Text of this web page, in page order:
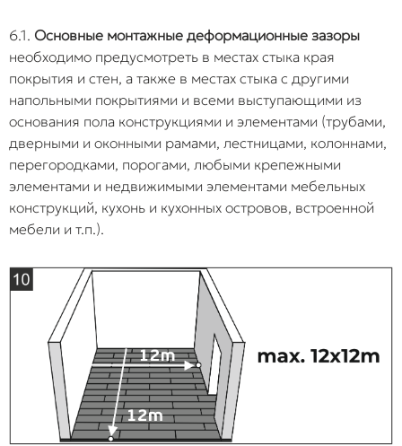
6.1. Основные монтажные деформационные зазоры
необходимо предусмотреть в местах стыка края
покрытия и стен, а также в местах стыка с другими
напольными покрытиями и всеми выступающими из
основания пола конструкциями и элементами (трубами,
дверными и оконными рамами, лестницами, колоннами,
перегородками, порогами, любыми крепежными
элементами и недвижимыми элементами мебельных
конструкций, кухонь и кухонных островов, встроенной
мебели и т.п.).